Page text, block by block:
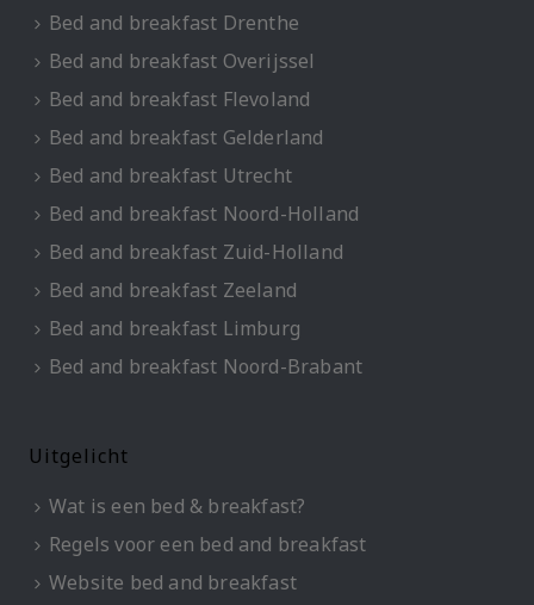
Bed and breakfast Drenthe
Bed and breakfast Overijssel
Bed and breakfast Flevoland
Bed and breakfast Gelderland
Bed and breakfast Utrecht
Bed and breakfast Noord-Holland
Bed and breakfast Zuid-Holland
Bed and breakfast Zeeland
Bed and breakfast Limburg
Bed and breakfast Noord-Brabant
Uitgelicht
Wat is een bed & breakfast?
Regels voor een bed and breakfast
Website bed and breakfast